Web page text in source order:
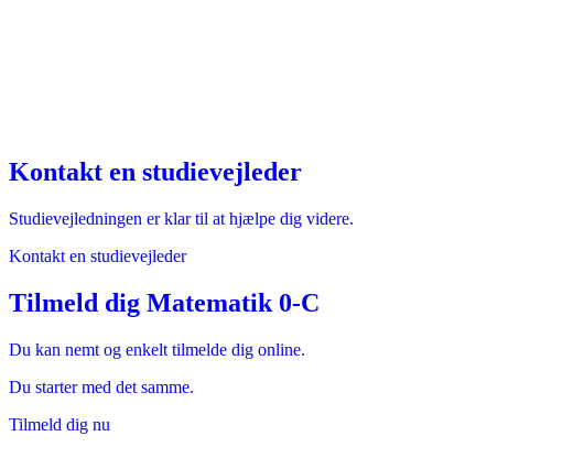
Kontakt en studievejleder
Studievejledningen er klar til at hjælpe dig videre.
Kontakt en studievejleder
Tilmeld dig Matematik 0-C
Du kan nemt og enkelt tilmelde dig online.
Du starter med det samme.
Tilmeld dig nu